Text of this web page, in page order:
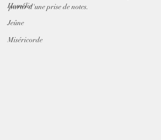
Homélie
Jeûne
Miséricorde
partir d'une prise de notes.